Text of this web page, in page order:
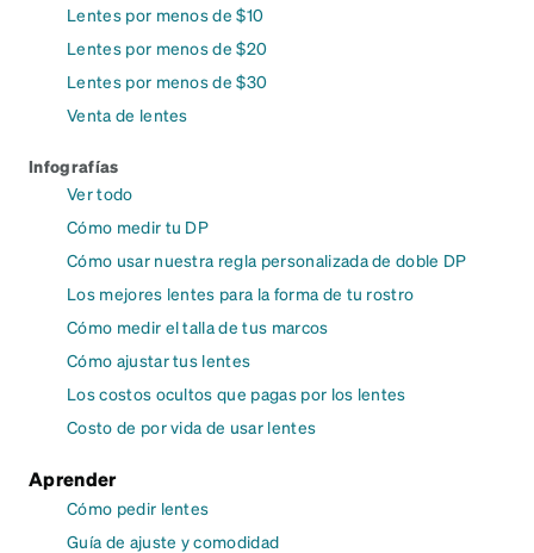
Lentes por menos de $10
Lentes por menos de $20
Lentes por menos de $30
Venta de lentes
Infografías
Ver todo
Cómo medir tu DP
Cómo usar nuestra regla personalizada de doble DP
Los mejores lentes para la forma de tu rostro
Cómo medir el talla de tus marcos
Cómo ajustar tus lentes
Los costos ocultos que pagas por los lentes
Costo de por vida de usar lentes
Aprender
Cómo pedir lentes
Guía de ajuste y comodidad